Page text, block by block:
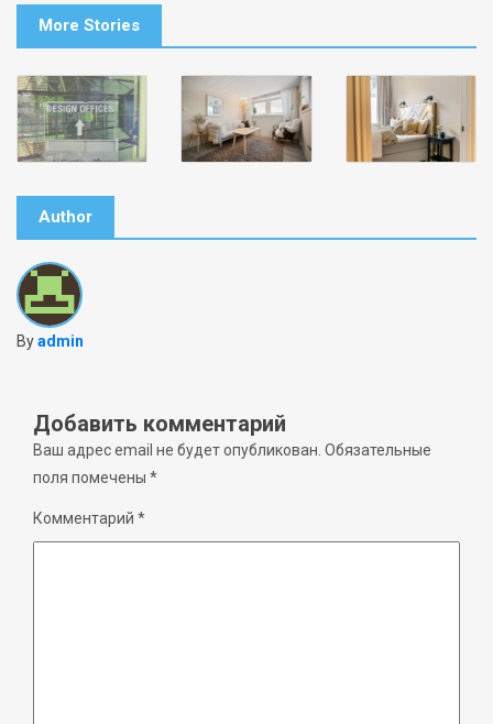
More Stories
Author
Byadmin
Добавить комментарий
Ваш адрес email не будет опубликован. Обязательные
поля помечены *
Комментарий *